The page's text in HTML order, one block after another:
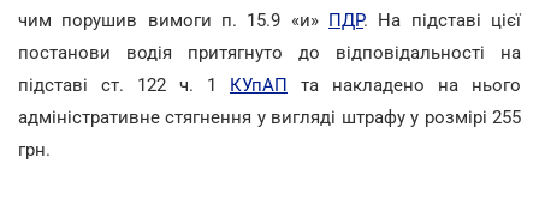
чим порушив вимоги п. 15.9 «и» ПДР. На підставі цієї
постанови водія притягнуто до відповідальності на
підставі ст. 122 ч. 1 КУпАП та накладено на нього
адміністративне стягнення у вигляді штрафу у розмірі 255
грн.